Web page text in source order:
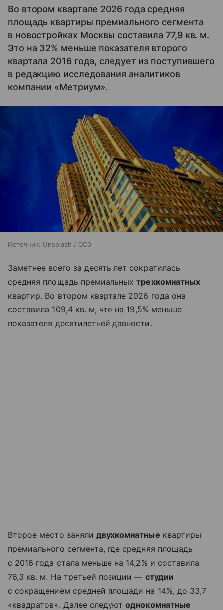
Во втором квартале 2026 года средняя
площадь квартиры премиального сегмента
в новостройках Москвы составила 77,9 кв. м.
Это на 32% меньше показателя второго
квартала 2016 года, следует из поступившего
в редакцию исследования аналитиков
компании «Метриум».
Источник: Unsplash / CC0
Заметнее всего за десять лет сократилась
средняя площадь премиальныхтрехкомнатных
квартир. Во втором квартале 2026 года она
составила 109,4 кв. м, что на 19,5% меньше
показателя десятилетней давности.
Второе место заняли двухкомнатные квартиры
премиального сегмента, где средняя площадь
с 2016 года стала меньше на 14,2% и составила
76,3 кв. м. На третьей позиции — студии
с сокращением средней площади на 14%, до 33,7
«квадратов». Далее следуютоднокомнатные